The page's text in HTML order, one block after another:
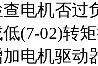
电机否过
(7-02)转矩
电机驱动